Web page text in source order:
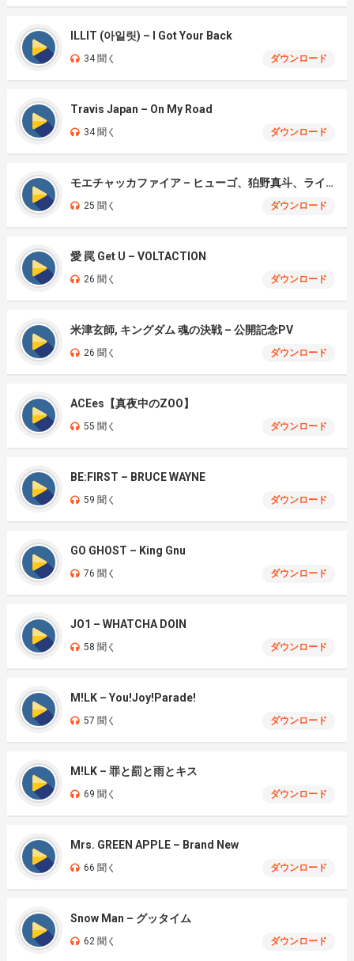
ILLIT (아일릿) – I Got Your Back
34 聞く ダウンロード
Travis Japan – On My Road
34 聞く ダウンロード
モエチャッカファイア – ヒューゴ、狛野真斗、ライト、セヴェリアン (Cover )
25 聞く ダウンロード
愛 罠 Get U – VOLTACTION
26 聞く ダウンロード
米津玄師, キングダム 魂の決戦 – 公開記念PV
26 聞く ダウンロード
ACEes【真夜中のZOO】
55 聞く ダウンロード
BE:FIRST – BRUCE WAYNE
59 聞く ダウンロード
GO GHOST – King Gnu
76 聞く ダウンロード
JO1 – WHATCHA DOIN
58 聞く ダウンロード
M!LK – You!Joy!Parade!
57 聞く ダウンロード
M!LK – 罪と罰と雨とキス
69 聞く ダウンロード
Mrs. GREEN APPLE – Brand New
66 聞く ダウンロード
Snow Man – グッタイム
62 聞く ダウンロード